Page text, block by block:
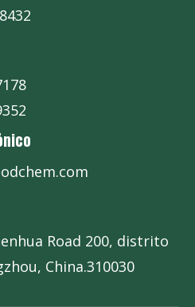
Road 200, distrito
China.310030